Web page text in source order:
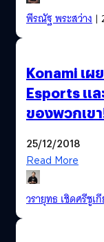
พีรณัฐ พระสว่าง|
Konami เผ
Esports แล
ของพวกเข
25/12/2018
Read More
วรายุทธ เชิดศรีชูเ